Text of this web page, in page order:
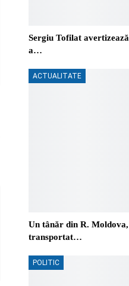
Sergiu Tofilat
a…
ACTUALITATE
Un tânăr din R.
transportat…
POLITIC